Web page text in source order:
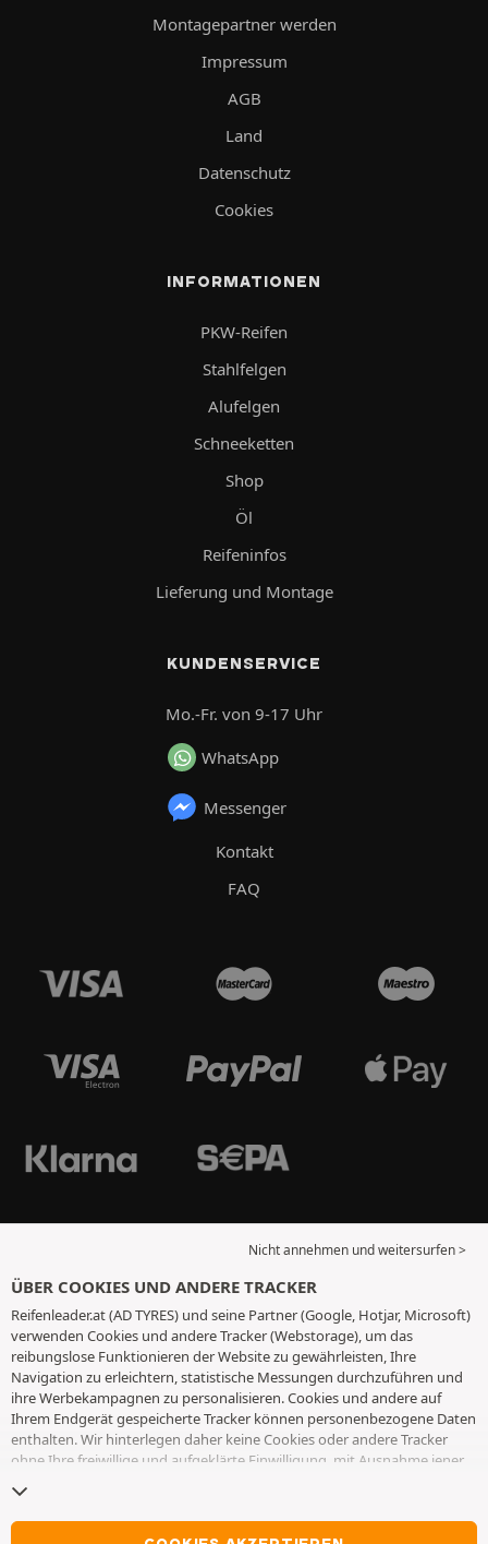
Montagepartner werden
Impressum
AGB
Land
Datenschutz
Cookies
INFORMATIONEN
PKW-Reifen
Stahlfelgen
Alufelgen
Schneeketten
Shop
Öl
Reifeninfos
Lieferung und Montage
KUNDENSERVICE
Mo.-Fr. von 9-17 Uhr
WhatsApp
Messenger
Kontakt
FAQ
Nicht annehmen und weitersurfen >
ÜBER COOKIES UND ANDERE TRACKER
Reifenleader.at (AD TYRES) und seine Partner (Google, Hotjar, Microsoft)
verwenden Cookies und andere Tracker (Webstorage), um das
reibungslose Funktionieren der Website zu gewährleisten, Ihre
Navigation zu erleichtern, statistische Messungen durchzuführen und
ihre Werbekampagnen zu personalisieren. Cookies und andere auf
Ihrem Endgerät gespeicherte Tracker können personenbezogene Daten
enthalten. Wir hinterlegen daher keine Cookies oder andere Tracker
ohne Ihre freiwillige und aufgeklärte Einwilligung, mit Ausnahme jener,
Auswahl für einen Zeitraum von 6 Monaten. Sie können Ihre
Einwilligung jederzeit widerrufen, indem Sie die WebseiteCookies und